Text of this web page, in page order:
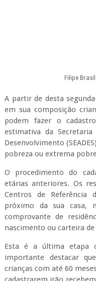
Filipe Brasil
A partir de desta
em sua composição
podem fazer o
estimativa da
Desenvolvimento
pobreza ou extrema
O procedimento do
etárias anteriores. Os
Centros de Referência
próximo da sua casa,
comprovante de
nascimento ou carteira
Esta é a última etapa
importante destacar
crianças com até 60